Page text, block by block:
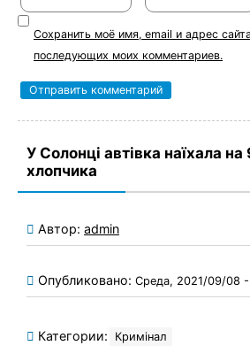
Сохранить моё имя, email и адрес
последующих моих комментариев.
У Солонці автівка наїхала на
хлопчика
Автор: admin
Опубликовано: Среда, 2021/09/08
Категории: Кримінал